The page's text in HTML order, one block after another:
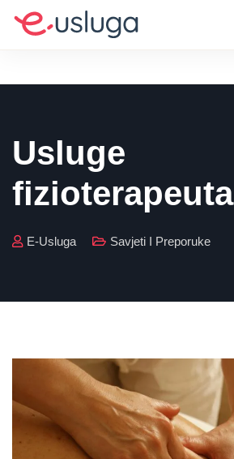
Usluge
fizioterapeuta
E-Usluga Savjeti I Preporuke